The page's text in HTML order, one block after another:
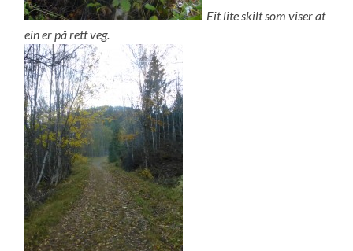
Eit lite skilt som viser at
ein er på rett veg.